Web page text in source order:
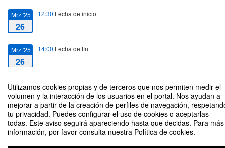
Utilizamos cookies propias y de terceros que nos permiten medir el
volumen y la interacción de los usuarios en el portal. Nos ayudan a
mejorar a partir de la creación de perfiles de navegación,
tu privacidad. Puedes configurar el uso de cookies o aceptarlas
todas. Este aviso seguirá apareciendo hasta que decidas. Para más
información, por favor consulta nuestra Política de cookies.
Mrz '25
26
12:30 Fecha de inicio
Mrz '25
26
14:00 Fecha de fin
Career Networking: Ofertas Internacionales
Organizado por Elena y Jose Ramón